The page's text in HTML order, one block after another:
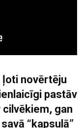
ļoti novērtēju
pastāv
gan
“kapsulā”